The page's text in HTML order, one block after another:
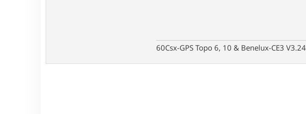
60Csx-GPS Topo 6, 10 & Benelux-CE3